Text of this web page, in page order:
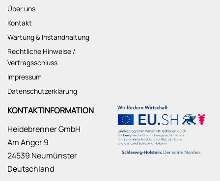
Über uns
Kontakt
Wartung & Instandhaltung
Rechtliche Hinweise /
Vertragsschluss
Impressum
Datenschutzerklärung
KONTAKTINFORMATION
Heidebrenner GmbH
Am Anger 9
24539 Neumünster
Deutschland